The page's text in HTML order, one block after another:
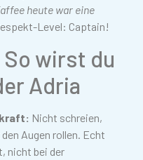
heute war eine
Level: Captain!
wirst du
Adria
Nicht schreien,
Augen rollen. Echt
nicht bei der